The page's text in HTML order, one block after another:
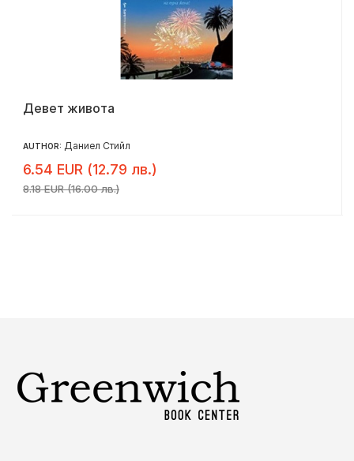
Девет живота
AUTHOR: Даниел Стийл
6.54 EUR (12.79 лв.)
8.18 EUR (16.00 лв.)